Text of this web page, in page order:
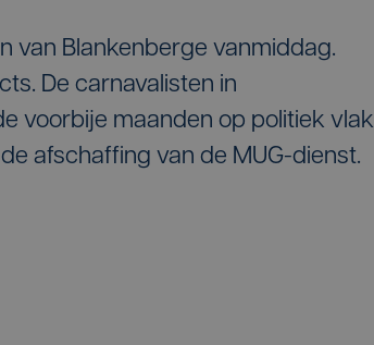
van Blankenberge vanmiddag.
De carnavalisten in
voorbije maanden op politiek vlak
afschaffing van de MUG-dienst.